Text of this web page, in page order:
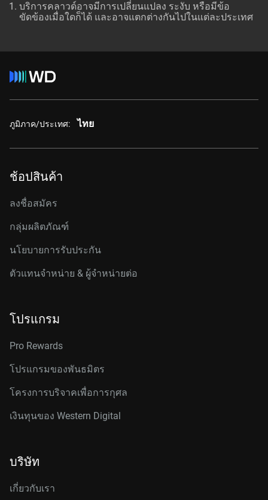
บริการคลาวด์อาจมีการเปลี่ยนแปลง ระงับ หรือมีข้อ
ขัดข้องเมื่อใดก็ได้ และอาจแตกต่างกันไปในแต่ละประเทศ
ภูมิภาค/ประเทศ: ไทย
ช้อปสินค้า
ลงชื่อสมัคร
กลุ่มผลิตภัณฑ์
นโยบายการรับประกัน
ตัวแทนจำหน่าย & ผู้จำหน่ายต่อ
โปรแกรม
Pro Rewards
โปรแกรมของพันธมิตร
โครงการบริจาคเพื่อการกุศล
เงินทุนของ Western Digital
บริษัท
เกี่ยวกับเรา